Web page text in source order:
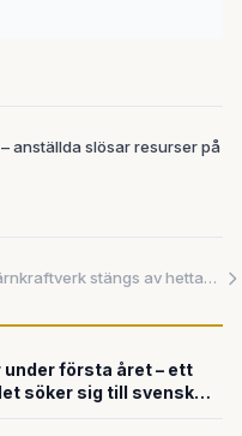
anställda slösar resurser på
Kärnkraftverk stängs av hettan – ett tecken på att Europa saknar svar på klimatets krav på elnätet
första året – ett
söker sig till svensk